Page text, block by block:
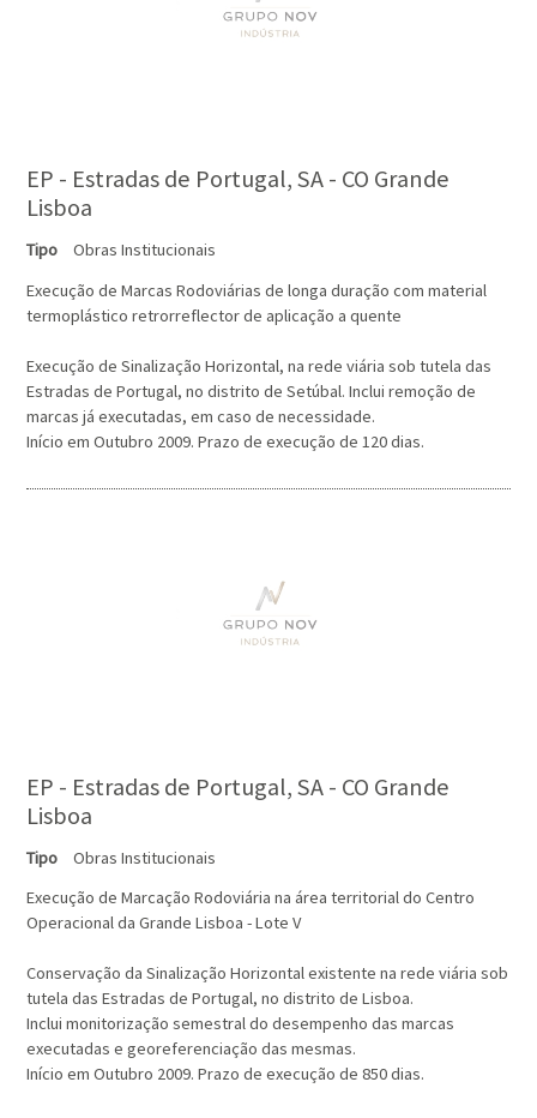
EP - Estradas de Portugal, SA - CO Grande
Lisboa
Tipo
Obras Institucionais
Execução de Marcas Rodoviárias de longa duração com material
termoplástico retrorreflector de aplicação a quente
Execução de Sinalização Horizontal, na rede viária sob tutela das
Estradas de Portugal, no distrito de Setúbal. Inclui remoção de
marcas já executadas, em caso de necessidade.
Início em Outubro 2009. Prazo de execução de 120 dias.
EP - Estradas de Portugal, SA - CO Grande
Lisboa
Tipo
Obras Institucionais
Execução de Marcação Rodoviária na área territorial do Centro
Operacional da Grande Lisboa - Lote V
Conservação da Sinalização Horizontal existente na rede viária sob
tutela das Estradas de Portugal, no distrito de Lisboa.
Inclui monitorização semestral do desempenho das marcas
executadas e georeferenciação das mesmas.
Início em Outubro 2009. Prazo de execução de 850 dias.